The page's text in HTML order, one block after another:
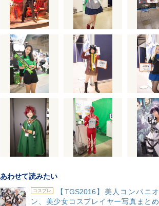
あわせて読みたい
コスプレ
【TGS2016】美人コンパニオ
ン、美少女コスプレイヤー写真まとめ